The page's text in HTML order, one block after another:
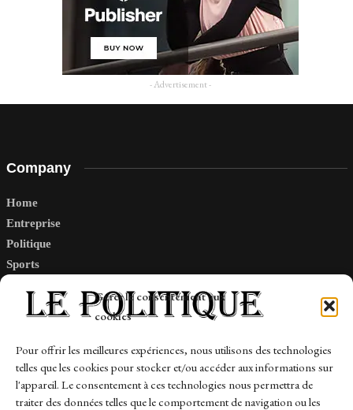
Gérer le consentement aux
cookies
Pour offrir les meilleures expériences, nous utilisons des technologies
telles que les cookies pour stocker et/ou accéder aux informations sur
l'appareil. Le consentement à ces technologies nous permettra de
traiter des données telles que le comportement de navigation ou les
- Advertisement -
Company
Home
Entreprise
Politique
Sports
Links